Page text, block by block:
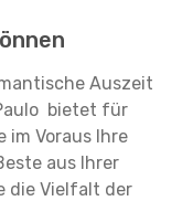
Auszeit
bietet für
im Voraus Ihre
aus Ihrer
die Vielfalt der